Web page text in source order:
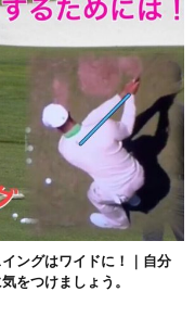
ングはワイドに！｜自分
をつけましょう。